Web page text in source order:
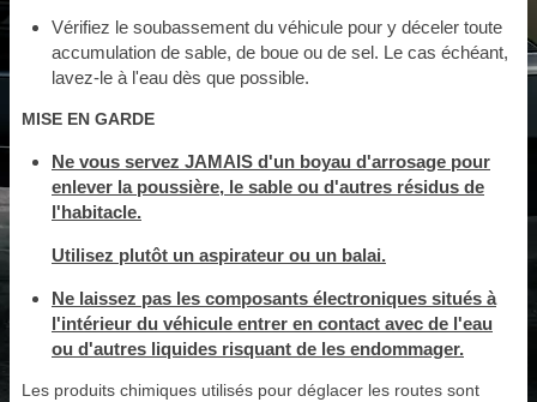
Vérifiez le soubassement du véhicule pour y déceler toute
accumulation de sable, de boue ou de sel. Le cas échéant,
lavez-le à l'eau dès que possible.
MISE EN GARDE
Ne vous servez JAMAIS d'un boyau d'arrosage pour
enlever la poussière, le sable ou d'autres résidus de
l'habitacle.
Utilisez plutôt un aspirateur ou un balai.
Ne laissez pas les composants électroniques situés à
l'intérieur du véhicule entrer en contact avec de l'eau
ou d'autres liquides risquant de les endommager.
Les produits chimiques utilisés pour déglacer les routes sont